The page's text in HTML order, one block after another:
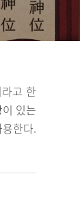
고 한
있는
한다.